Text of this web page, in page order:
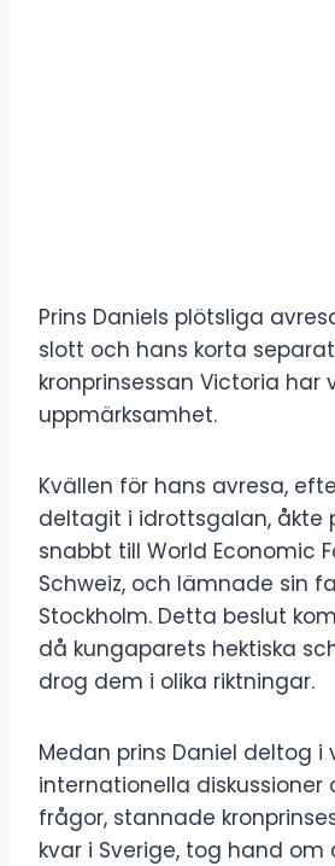
Prins Daniels plötsliga
slott och hans korta
kronprinsessan Victoria har
uppmärksamhet.
Kvällen för hans avresa,
deltagit i idrottsgalan, åkte
snabbt till World Economic
Schweiz, och lämnade sin
Stockholm. Detta beslut
då kungaparets hektiska
drog dem i olika riktningar.
Medan prins Daniel deltog i
internationella diskussioner
frågor, stannade
kvar i Sverige, tog hand om